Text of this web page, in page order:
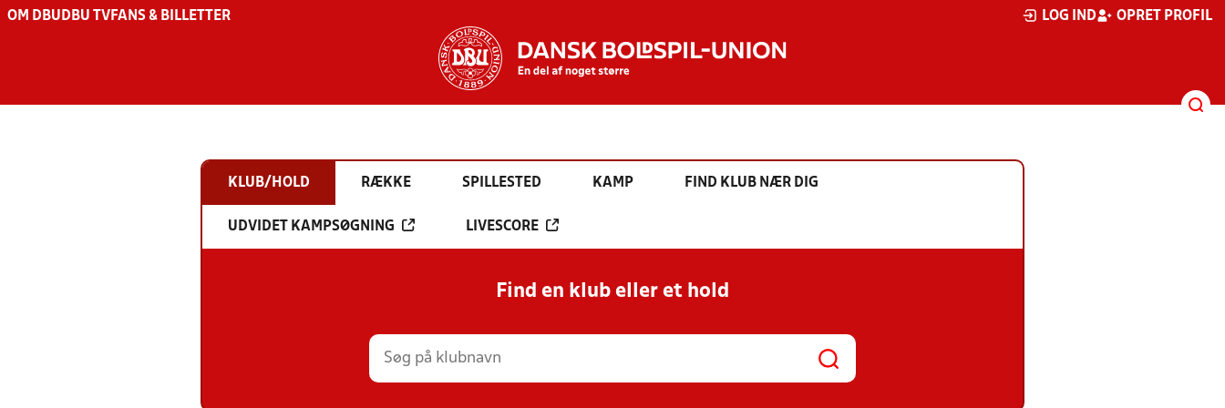
OM DBU DBU TV FANS & BILLETTER LOG IND OPRET PROFIL
KLUB/HOLD RÆKKE SPILLESTED KAMP FIND KLUB NÆR DIG
UDVIDET KAMPSØGNING LIVESCORE
Find en klub eller et hold